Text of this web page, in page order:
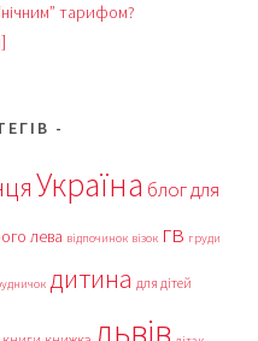
тарифом?
Україна блог для
лева відпочинок візок гв груди
дитина для дітей
львів